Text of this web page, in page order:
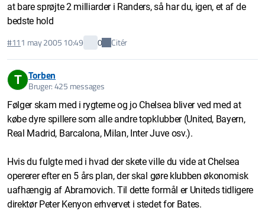
at bare sprøjte 2 milliarder i Randers, så har du, igen, et af de
bedste hold
#111 may 2005 10:49 0 Citér
T Torben
Bruger: 425 messages
Følger skam med i rygterne og jo Chelsea bliver ved med at
købe dyre spillere som alle andre topklubber (United, Bayern,
Real Madrid, Barcalona, Milan, Inter Juve osv.).
Hvis du fulgte med i hvad der skete ville du vide at Chelsea
opererer efter en 5 års plan, der skal gøre klubben økonomisk
uafhængig af Abramovich. Til dette formål er Uniteds tidligere
direktør Peter Kenyon erhvervet i stedet for Bates.